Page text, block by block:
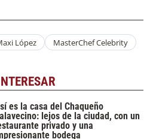
López MasterChef Celebrity
es la casa del Chaqueño
lejos de la ciudad, con un
privado y una
bodega